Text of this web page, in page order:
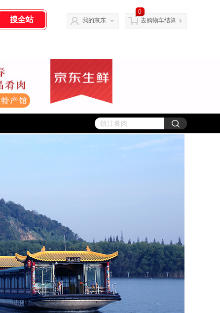
我的京东
0
去购物车结算